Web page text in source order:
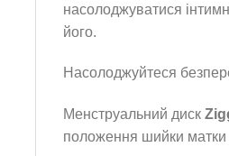
насолоджуватися
його.
Насолоджуйтеся
Менструальний диск
положення шийки матки